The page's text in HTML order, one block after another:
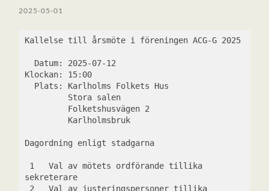
2025-05-01
Kallelse till årsmöte i föreningen ACG-G 2025
  Datum: 2025-07-12
Klockan: 15:00
  Plats: Karlholms Folkets Hus
         Stora salen
         Folketshusvägen 2
         Karlholmsbruk
Dagordning enligt stadgarna
sekreterare